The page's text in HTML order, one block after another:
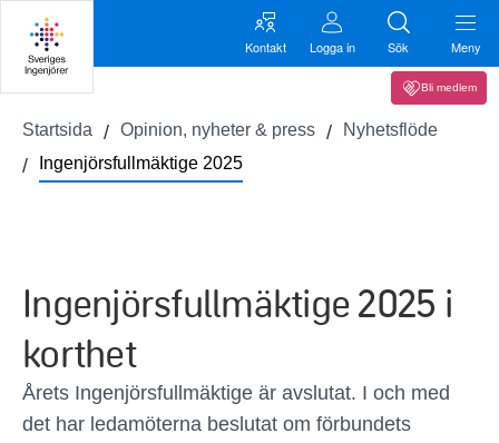
Kontakt Logga in Sök Meny
Bli medlem
Startsida Opinion, nyheter & press
Nyhetsflöde
Ingenjörsfullmäktige 2025
Ingenjörsfullmäktige 2025 i
korthet
Årets Ingenjörsfullmäktige är avslutat. I och med
det har ledamöterna beslutat om förbundets